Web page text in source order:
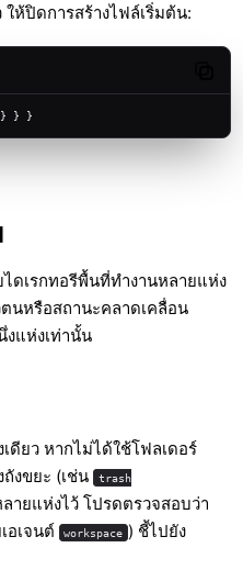
ห้ปิดการสร้างไฟล์เริ่มต้น:
} } }
ดเรกทอรีพื้นที่ทำงานหลายแห่ง
นหรือสถานะคลาดเคลื่อน
งแห่งเท่านั้น
ดียว หากไม่ได้ใช้โฟลเดอร์
งขยะ (เช่น
trash
ายแห่งไว้ โปรดตรวจสอบว่า
อเจนต์ workspace ) ชี้ไปยัง